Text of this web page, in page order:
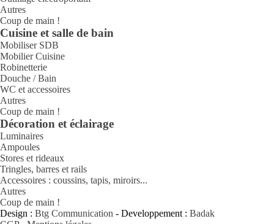
Autres
Coup de main !
Cuisine et salle de bain
Mobiliser SDB
Mobilier Cuisine
Robinetterie
Douche / Bain
WC et accessoires
Autres
Coup de main !
Décoration et éclairage
Luminaires
Ampoules
Stores et rideaux
Tringles, barres et rails
Accessoires : coussins, tapis, miroirs...
Autres
Coup de main !
Design : Btg Communication - Developpement : Badak